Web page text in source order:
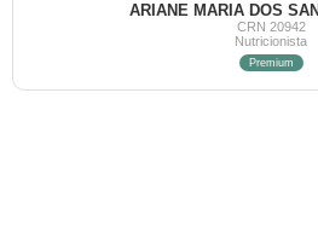
ARIANE MARIA DOS
CRN 20942
Nutricionista
Premium